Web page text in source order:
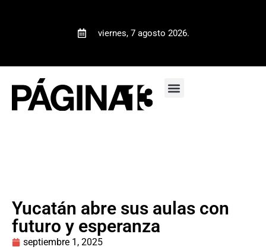
viernes, 7 agosto 2026.
Yucatán abre sus aulas con
futuro y esperanza
septiembre 1, 2025